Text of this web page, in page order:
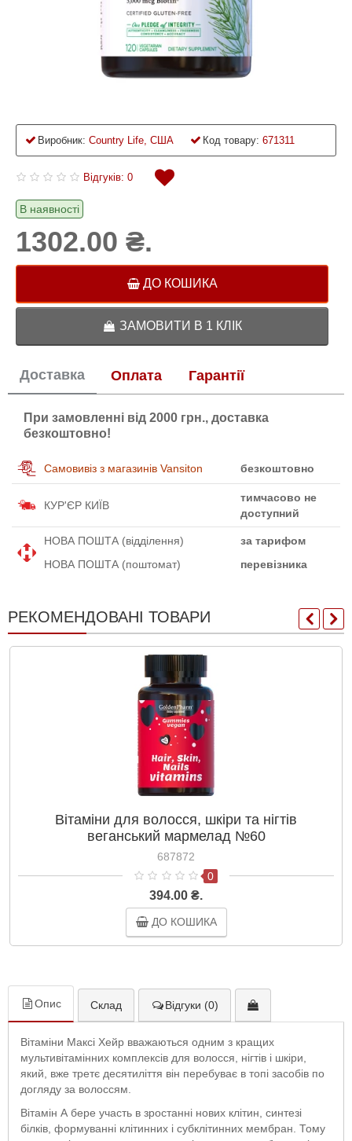
Виробник: Country Life, США Код товару: 671311
Відгуків: 0
В наявності
1302.00 ₴.
ДО КОШИКА
ЗАМОВИТИ В 1 КЛІК
Доставка Оплата Гарантії
При замовленні від 2000 грн., доставка
безкоштовно!
Самовивіз з магазинів Vansiton безкоштовно
КУР'ЄР КИЇВ
тимчасово не
доступний
НОВА ПОШТА (відділення)
за тарифом
НОВА ПОШТА (поштомат)
перевізника
РЕКОМЕНДОВАНІ ТОВАРИ
Вітаміни для волосся, шкіри та нігтів
веганський мармелад №60
687872
0
394.00 ₴.
ДО КОШИКА
Опис Склад Відгуки (0)
Вітаміни Максі Хейр вважаються одним з кращих
мультивітамінних комплексів для волосся, нігтів і шкіри,
який, вже третє десятиліття він перебуває в топі засобів по
догляду за волоссям.
Вітамін А бере участь в зростанні нових клітин, синтезі
білків, формуванні клітинних і субклітинних мембран. Тому